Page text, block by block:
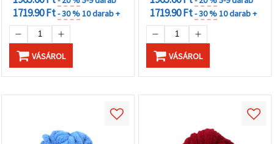
1719.90 Ft- 30 %10 darab +
VÁSÁROL
1719.90 Ft- 30 %10 darab +
VÁSÁROL